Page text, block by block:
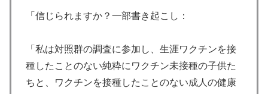
「信じられますか？一部書き起こし：
「私は対照群の調査に参加し、生涯ワクチンを接
種したことのない純粋にワクチン未接種の子供た
ちと、ワクチンを接種したことのない成人の健康